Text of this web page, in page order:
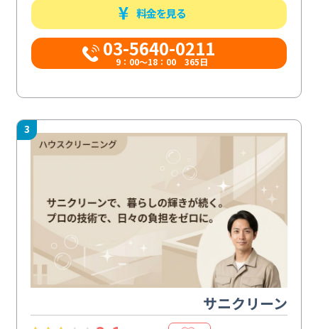
料金を見る
03-5640-0211
9：00～18：00 365日
3
サニクリーン